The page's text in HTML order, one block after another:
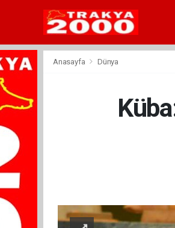
Anasayfa Dünya